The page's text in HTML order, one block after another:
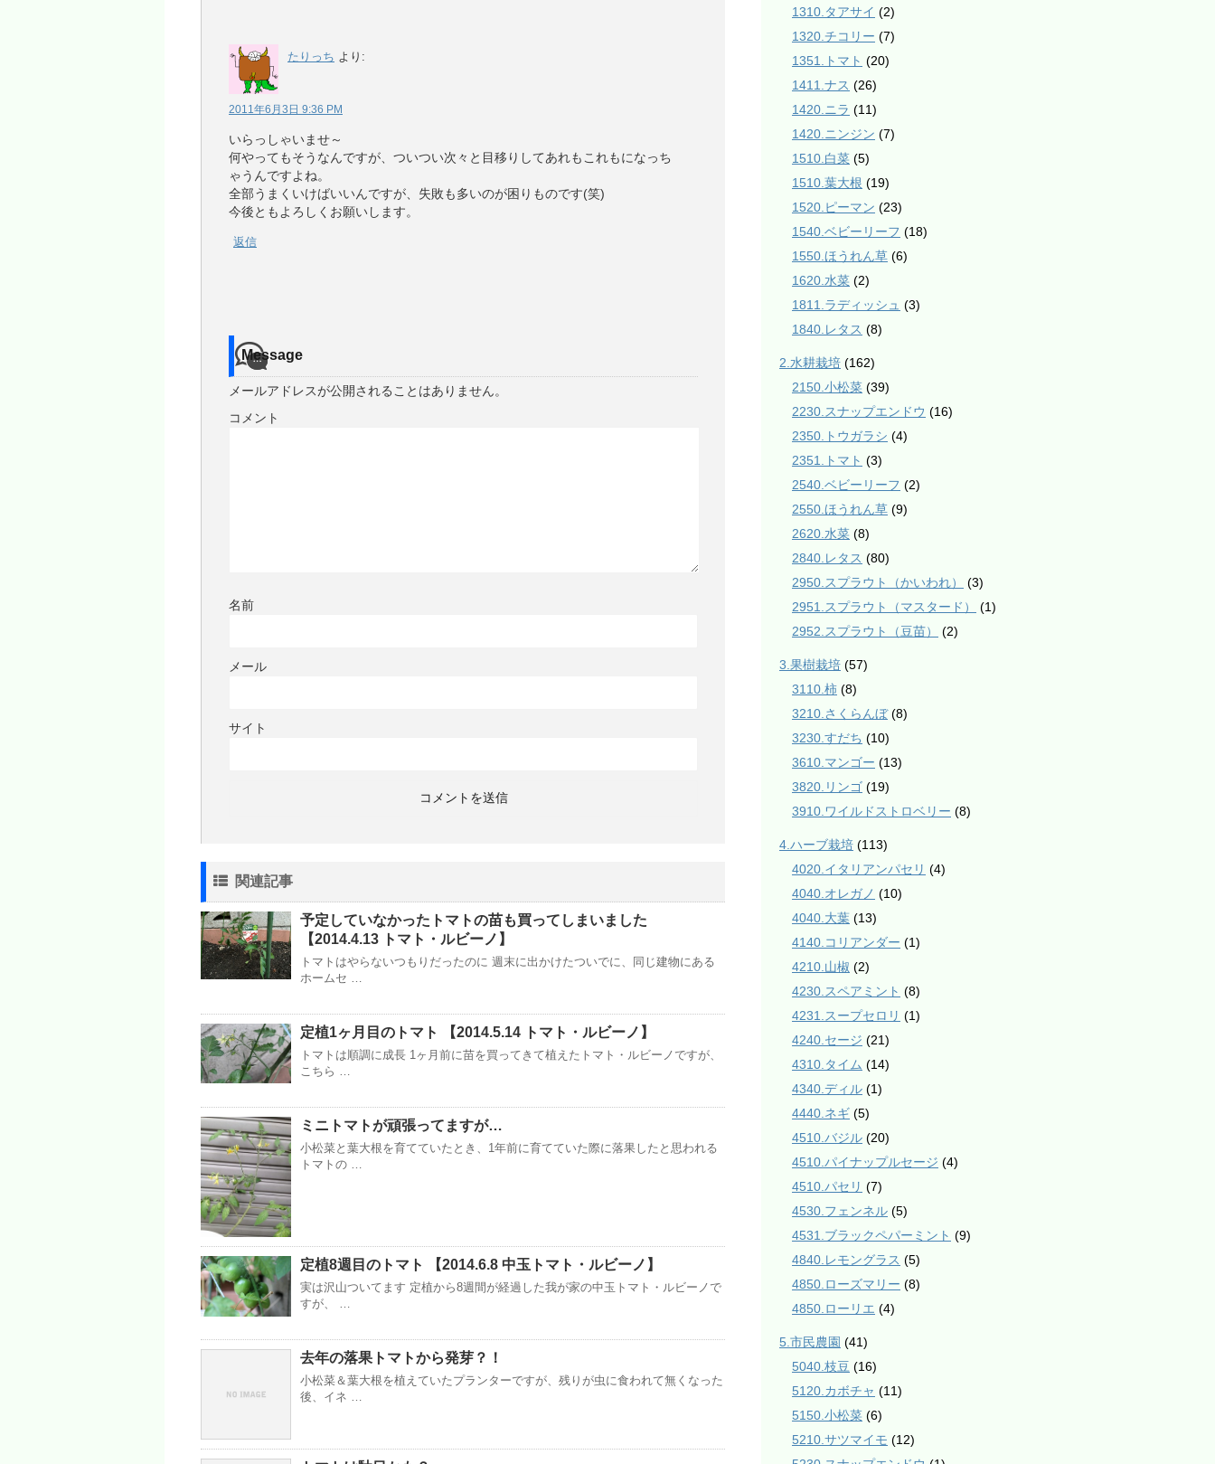
たりっち より:
2011年6月3日 9:36 PM
いらっしゃいませ～
何やってもそうなんですが、ついつい次々と目移りしてあれもこれもになっち
ゃうんですよね。
全部うまくいけばいいんですが、失敗も多いのが困りものです(笑)
今後ともよろしくお願いします。
返信
Message
メールアドレスが公開されることはありません。
コメント
名前
メール
サイト
関連記事
予定していなかったトマトの苗も買ってしまいました
【2014.4.13 トマト・ルビーノ】
トマトはやらないつもりだったのに 週末に出かけたついでに、同じ建物にある
ホームセ …
定植1ヶ月目のトマト 【2014.5.14 トマト・ルビーノ】
トマトは順調に成長 1ヶ月前に苗を買ってきて植えたトマト・ルビーノですが、
こちら …
ミニトマトが頑張ってますが…
小松菜と葉大根を育てていたとき、1年前に育てていた際に落果したと思われる
トマトの …
定植8週目のトマト 【2014.6.8 中玉トマト・ルビーノ】
実は沢山ついてます 定植から8週間が経過した我が家の中玉トマト・ルビーノで
すが、 …
去年の落果トマトから発芽？！
小松菜＆葉大根を植えていたプランターですが、残りが虫に食われて無くなった
後、イネ …
1310.タアサイ (2)
1320.チコリー (7)
1351.トマト (20)
1411.ナス (26)
1420.ニラ (11)
1420.ニンジン (7)
1510.白菜 (5)
1510.葉大根 (19)
1520.ピーマン (23)
1540.ベビーリーフ (18)
1550.ほうれん草 (6)
1620.水菜 (2)
1811.ラディッシュ (3)
1840.レタス (8)
2.水耕栽培 (162)
2150.小松菜 (39)
2230.スナップエンドウ (16)
2350.トウガラシ (4)
2351.トマト (3)
2540.ベビーリーフ (2)
2550.ほうれん草 (9)
2620.水菜 (8)
2840.レタス (80)
2950.スプラウト（かいわれ）
(3)
2951.スプラウト（マスタード）
(1)
2952.スプラウト（豆苗）
(2)
3.果樹栽培 (57)
3110.柿 (8)
3210.さくらんぼ(8)
3230.すだち (10)
3610.マンゴー (13)
3820.リンゴ (19)
3910.ワイルドストロベリー (8)
4.ハーブ栽培 (113)
4020.イタリアンパセリ (4)
4040.オレガノ (10)
4040.大葉 (13)
4140.コリアンダー (1)
4210.山椒 (2)
4230.スペアミント (8)
4231.スープセロリ (1)
4240.セージ (21)
4310.タイム (14)
4340.ディル (1)
4440.ネギ (5)
4510.バジル (20)
4510.パイナップルセージ (4)
4510.パセリ (7)
4530.フェンネル (5)
4531.ブラックペパーミント (9)
4840.レモングラス (5)
4850.ローズマリー (8)
4850.ローリエ (4)
5.市民農園 (41)
5040.枝豆 (16)
5120.カボチャ (11)
5150.小松菜 (6)
5210.サツマイモ (12)